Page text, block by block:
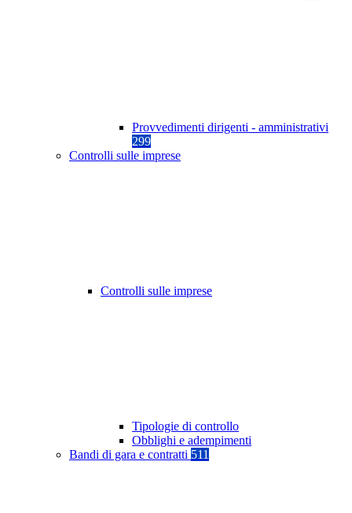
Provvedimenti dirigenti - amministrativi
299
Controlli sulle imprese
Controlli sulle imprese
Tipologie di controllo
Obblighi e adempimenti
Bandi di gara e contratti 511